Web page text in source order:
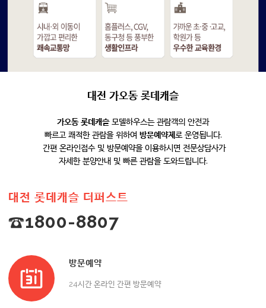
대전 가오동 롯데캐슬
가오동 롯데캐슬모델하우스는 관람객의 안전과
빠르고 쾌적한 관람을 위하여 방문예약제로 운영됩니다.
간편 온라인접수 및 방문예약을 이용하시면 전문상담사가
자세한 분양안내 및 빠른 관람을 도와드립니다.
대전 롯데캐슬 더퍼스트
☎1800-8807
방문예약
24시간 온라인 간편 방문예약